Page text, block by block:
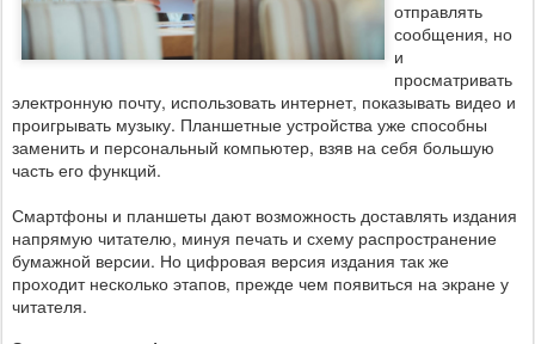
отправлять
сообщения, но
и
просматривать
электронную почту, использовать интернет, показывать видео и
проигрывать музыку. Планшетные устройства уже способны
заменить и персональный компьютер, взяв на себя большую
часть его функций.
Смартфоны и планшеты дают возможность доставлять издания
напрямую читателю, минуя печать и схему распространение
бумажной версии. Но цифровая версия издания так же
проходит несколько этапов, прежде чем появиться на экране у
читателя.